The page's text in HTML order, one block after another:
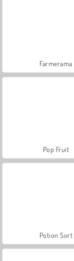
Farmerama
Pop Fruit
Potion Sort